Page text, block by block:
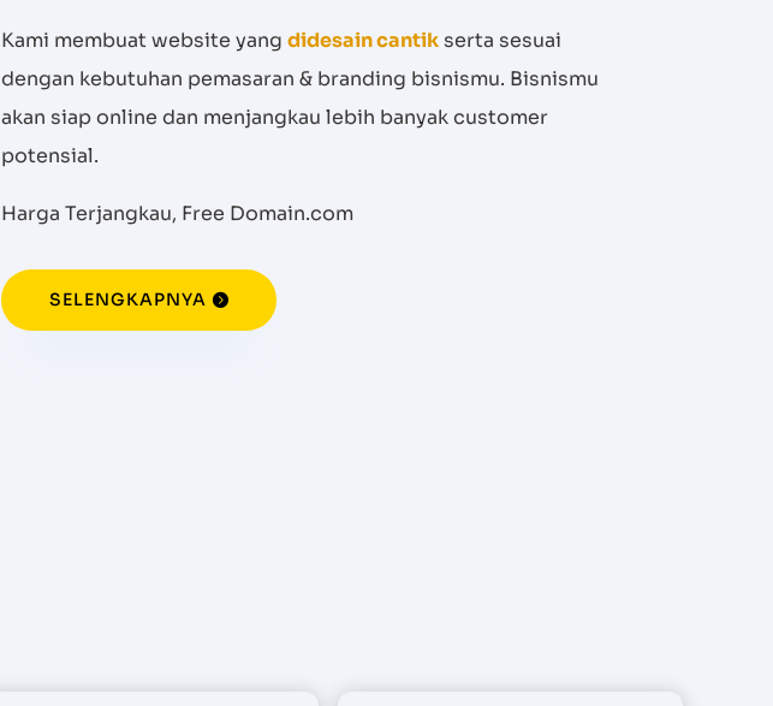
Kami membuat website yang didesain cantikserta sesuai
dengan kebutuhan pemasaran & branding bisnismu. Bisnismu
akan siap online dan menjangkau lebih banyak customer
potensial.
Harga Terjangkau, Free Domain.com
SELENGKAPNYA